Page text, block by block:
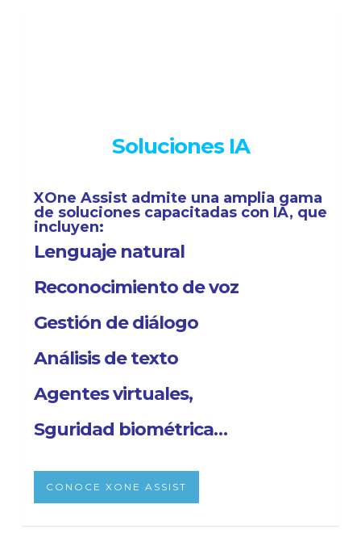
Soluciones IA
XOne Assist admite una amplia gama
de soluciones capacitadas con IA, que
incluyen:
Lenguaje natural
Reconocimiento de voz
Gestión de diálogo
Análisis de texto
Agentes virtuales,
Sguridad biométrica…
CONOCE XONE ASSIST